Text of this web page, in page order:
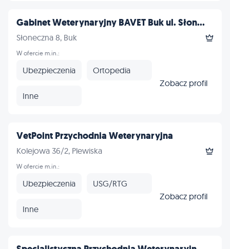
Gabinet Weterynaryjny BAVET Buk ul. Słon...
Słoneczna 8, Buk
W ofercie m.in.:
Ubezpieczenia Ortopedia
Inne
Zobacz profil
VetPoint Przychodnia Weterynaryjna
Kolejowa 36/2, Plewiska
W ofercie m.in.:
Ubezpieczenia USG/RTG
Inne
Zobacz profil